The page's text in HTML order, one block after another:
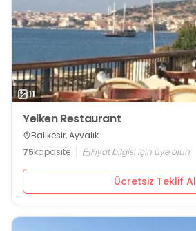
11
Yelken Restaurant
Balıkesir, Ayvalık
75kapasite Fiyat bilgisi için üye olun
Ücretsiz Teklif Al